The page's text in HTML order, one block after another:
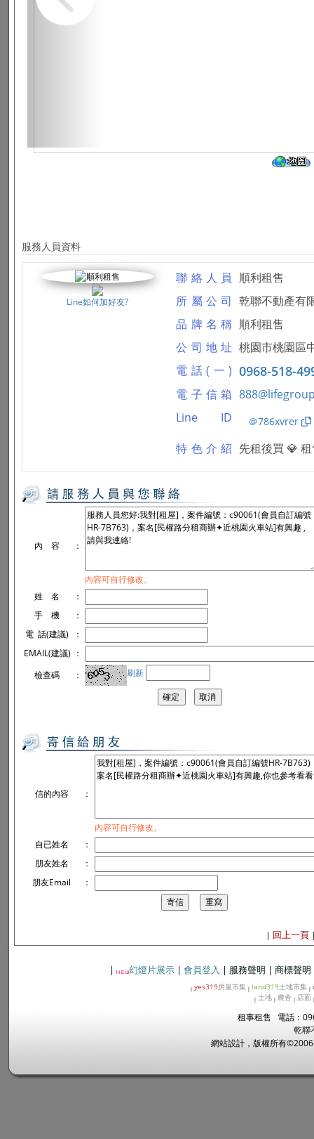
服務人員資料
Line如何加好友?
聯絡人員 順利租售
所屬公司 乾聯不動產有
品牌名稱 順利租售
公司地址 桃園市桃園區
電話(一) 0968-518-
電子信箱
Line ID
＠786xvrer
特色介紹
內 容 ：
內容可自行修改。
姓 名
：
手 機
：
電 話(建議)
：
EMAIL(建議) ：
檢查碼
： 刷新
信的內容 ：
內容可自行修改。
自已姓名
：
朋友姓名
：
朋友Email
：
| 回上一頁
| 幻燈片展示 | 會員登入 | 服務聲明 | 商標聲明
| yes319房屋市集 | land319土地市集 |
| 土地 | 農舍 | 店面
租事租售 電話：
乾聯
網站設計，版權所有